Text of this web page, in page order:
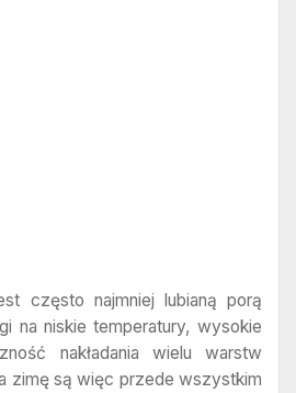
często najmniej lubianą porą
na niskie temperatury, wysokie
nakładania wielu warstw
zimę są więc przede wszystkim